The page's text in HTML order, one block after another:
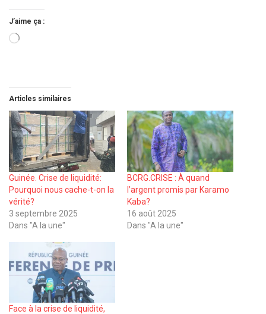
J’aime ça :
Chargement…
Articles similaires
Guinée. Crise de liquidité:
Pourquoi nous cache-t-on la
vérité?
3 septembre 2025
Dans "A la une"
BCRG.CRISE : À quand
l’argent promis par Karamo
Kaba?
16 août 2025
Dans "A la une"
Face à la crise de liquidité,